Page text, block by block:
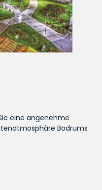
eine angenehme
Bodrums